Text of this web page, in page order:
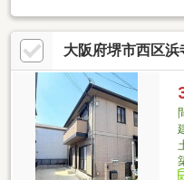
コンロ・浴室乾燥機・WIC▼
月】 ＜貼替＞全室クロス、
除く) ＜新調＞キッチン、
月】・外壁塗装、屋根葺き替
いします ━━━━━・・・物
合わせください。
大阪府堺市西区